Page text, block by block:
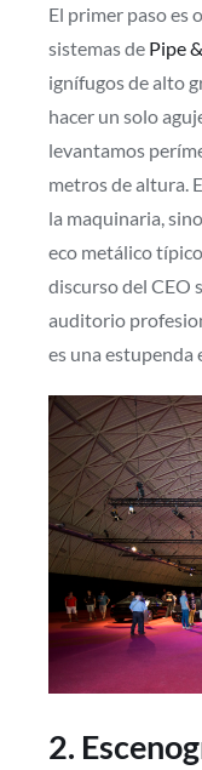
El primer paso es
sistemas de Pipe
ignífugos de alto
hacer un solo
levantamos
metros de altura.
la maquinaria,
eco metálico
discurso del CEO
auditorio
es una estupenda
2.